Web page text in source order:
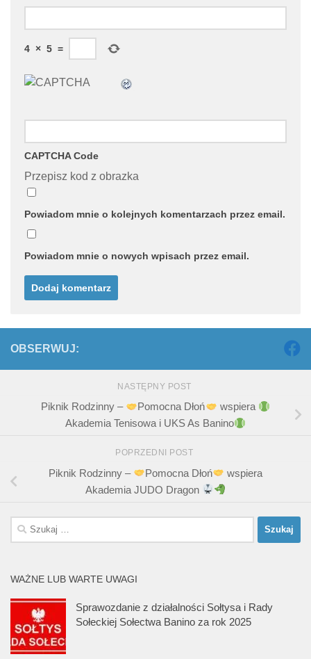
4 × 5 =
CAPTCHA Code
Przepisz kod z obrazka
Powiadom mnie o kolejnych komentarzach przez email.
Powiadom mnie o nowych wpisach przez email.
OBSERWUJ:
NASTĘPNY POST
Piknik Rodzinny – Pomocna Dłoń
wspiera
Akademia Tenisowa i UKS As Banino
POPRZEDNI POST
Piknik Rodzinny – Pomocna Dłoń
wspiera
Akademia JUDO Dragon
Szukaj:
WAŻNE LUB WARTE UWAGI
Sprawozdanie z działalności Sołtysa i Rady
Sołeckiej Sołectwa Banino za rok 2025